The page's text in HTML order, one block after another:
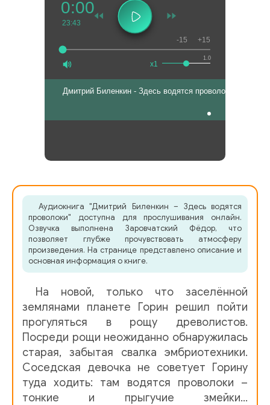
0:00
23:43
1.0
x1
-15 +15
Дмитрий Биленкин - Здесь водятся проволоки
Аудиокнига "Дмитрий Биленкин – Здесь водятся
проволоки" доступна для прослушивания онлайн.
Озвучка выполнена Заровчатский Фёдор, что
позволяет глубже прочувствовать атмосферу
произведения. На странице представлено описание и
основная информация о книге.
На новой, только что заселённой
землянами планете Горин решил пойти
прогуляться в рощу древолистов.
Посреди рощи неожиданно обнаружилась
старая, забытая свалка эмбриотехники.
Соседская девочка не советует Горину
туда ходить: там водятся проволоки –
тонкие и прыгучие змейки...